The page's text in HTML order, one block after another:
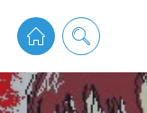
pixiv Sketchは2024年5月
通知を
pixiv